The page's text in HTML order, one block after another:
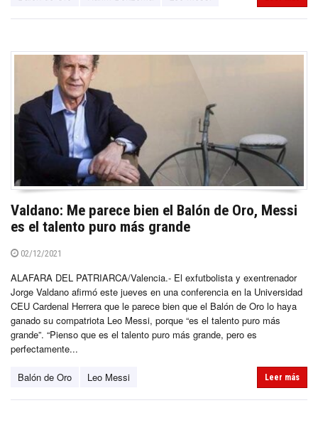
Valdano: Me parece bien el Balón de Oro, Messi
es el talento puro más grande
02/12/2021
ALAFARA DEL PATRIARCA/Valencia.- El exfutbolista y exentrenador
Jorge Valdano afirmó este jueves en una conferencia en la Universidad
CEU Cardenal Herrera que le parece bien que el Balón de Oro lo haya
ganado su compatriota Leo Messi, porque “es el talento puro más
grande”. “Pienso que es el talento puro más grande, pero es
perfectamente...
Balón de Oro Leo Messi Leer más